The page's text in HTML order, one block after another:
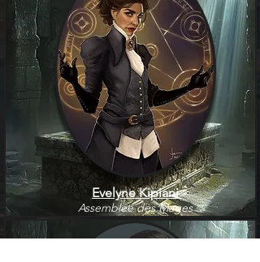
Evelyne Kipiani
Assemblée des Mages